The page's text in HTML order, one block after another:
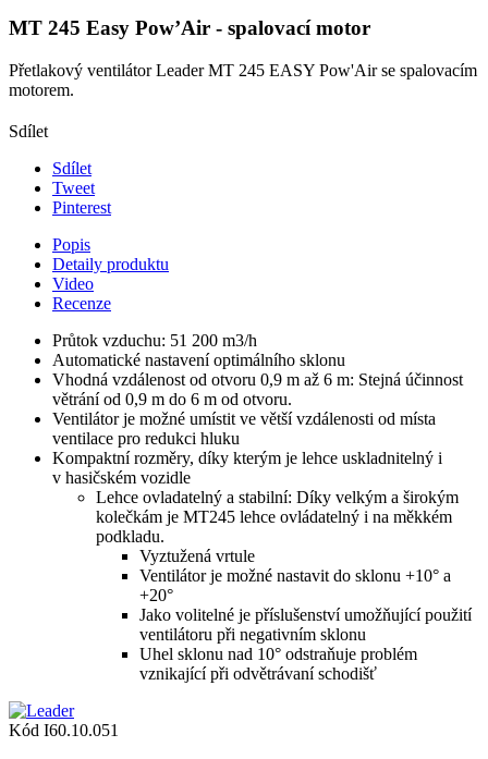
MT 245 Easy Pow’Air - spalovací motor
Přetlakový ventilátor Leader MT 245 EASY Pow'Air se spalovacím
motorem.
Sdílet
Sdílet
Tweet
Pinterest
Popis
Detaily produktu
Video
Recenze
Průtok vzduchu: 51 200 m3/h
Automatické nastavení optimálního sklonu
Vhodná vzdálenost od otvoru 0,9 m až 6 m: Stejná účinnost
větrání od 0,9 m do 6 m od otvoru.
Ventilátor je možné umístit ve větší vzdálenosti od místa
ventilace pro redukci hluku
Kompaktní rozměry, díky kterým je lehce uskladnitelný i
v hasičském vozidle
Lehce ovladatelný a stabilní: Díky velkým a širokým
kolečkám je MT245 lehce ovládatelný i na měkkém
podkladu.
Vyztužená vrtule
Ventilátor je možné nastavit do sklonu +10° a
+20°
Jako volitelné je příslušenství umožňující použití
ventilátoru při negativním sklonu
Uhel sklonu nad 10° odstraňuje problém
vznikající při odvětrávaní schodišť
Kód I60.10.051